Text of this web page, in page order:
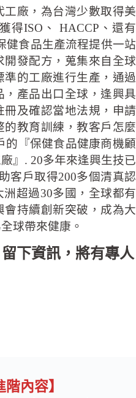
廠，為台灣少數取得美
得ISO、 HACCP、還有
健食品生產流程提供一站
發配方，蒐集來自全球
的工廠進行生產，通過
產品出口全球，逢興具
及確認當地法規，申請
教育訓練，教客戶怎麼
的『保健食品健康商機顧
』. 20多年來逢興生技已
客戶取得200多個清真認
超過30多國，全球都有
持續創新突破，成為大
球帶來健康。
留下資訊，將有專人
內容】